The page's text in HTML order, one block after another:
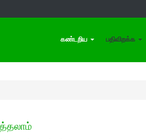
கண்டறிய பதிவிறக்க